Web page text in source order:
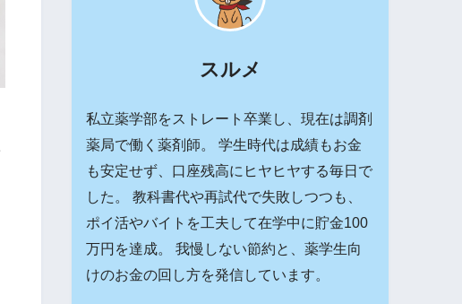
スルメ
私立薬学部をストレート卒業し、現在は調剤
薬局で働く薬剤師。 学生時代は成績もお金
も安定せず、口座残高にヒヤヒヤする毎日で
した。 教科書代や再試代で失敗しつつも、
ポイ活やバイトを工夫して在学中に貯金100
万円を達成。 我慢しない節約と、薬学生向
けのお金の回し方を発信しています。